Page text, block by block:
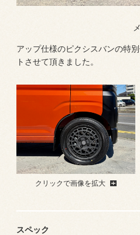
アップ仕様のピクシスバンの特
トさせて頂きました。
クリックで画像を拡大
スペック